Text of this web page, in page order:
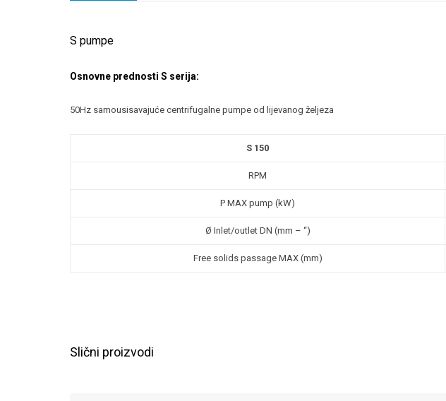
S pumpe
Osnovne prednosti S serija:
50Hz samousisavajuće centrifugalne pumpe od lijevanog željeza
S 150
RPM
P MAX pump (kW)
Ø Inlet/outlet DN (mm – “)
Free solids passage MAX (mm)
Slični proizvodi